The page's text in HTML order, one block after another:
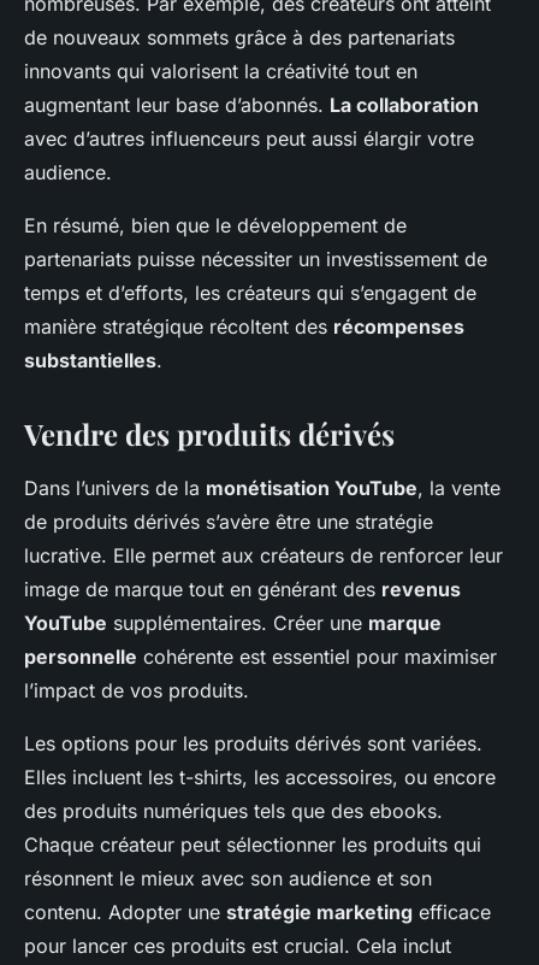
de nouveaux sommets grâce à des partenariats
innovants qui valorisent la créativité tout en
augmentant leur base d’abonnés. La collaboration
avec d’autres influenceurs peut aussi élargir votre
audience.
En résumé, bien que le développement de
partenariats puisse nécessiter un investissement de
temps et d’efforts, les créateurs qui s’engagent de
manière stratégique récoltent des récompenses
substantielles.
Vendre des produits dérivés
Dans l’univers de la monétisation YouTube, la vente
de produits dérivés s’avère être une stratégie
lucrative. Elle permet aux créateurs de renforcer leur
image de marque tout en générant des revenus
YouTube supplémentaires. Créer une marque
personnelle cohérente est essentiel pour maximiser
l’impact de vos produits.
Les options pour les produits dérivés sont variées.
Elles incluent les t-shirts, les accessoires, ou encore
des produits numériques tels que des ebooks.
Chaque créateur peut sélectionner les produits qui
résonnent le mieux avec son audience et son
contenu. Adopter une stratégie marketing efficace
pour lancer ces produits est crucial. Cela inclut